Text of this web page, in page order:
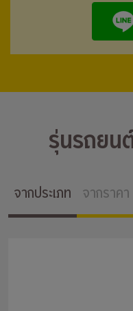
รุ่นรถยน
จากประเภท จากราคา